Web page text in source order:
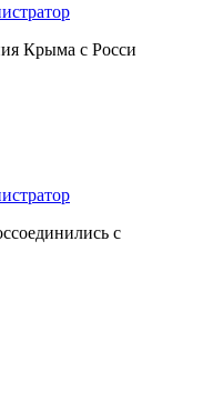
Крыма с Росси
с